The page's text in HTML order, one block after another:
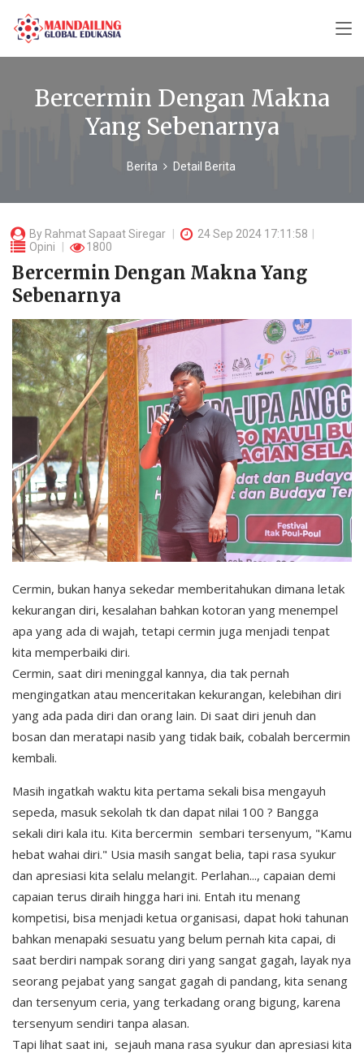
Bercermin Dengan Makna
Yang Sebenarnya
Berita Detail Berita
By Rahmat Sapaat Siregar
24 Sep 2024 17:11:58
Opini
1800
Bercermin Dengan Makna Yang
Sebenarnya
Cermin, bukan hanya sekedar memberitahukan dimana letak
kekurangan diri, kesalahan bahkan kotoran yang menempel
apa yang ada di wajah, tetapi cermin juga menjadi tenpat
kita memperbaiki diri.
Cermin, saat diri meninggal kannya, dia tak pernah
mengingatkan atau menceritakan kekurangan, kelebihan diri
yang ada pada diri dan orang lain. Di saat diri jenuh dan
bosan dan meratapi nasib yang tidak baik, cobalah bercermin
kembali.
Masih ingatkah waktu kita pertama sekali bisa mengayuh
sepeda, masuk sekolah tk dan dapat nilai 100 ? Bangga
sekali diri kala itu. Kita bercermin sembari tersenyum, "Kamu
hebat wahai diri." Usia masih sangat belia, tapi rasa syukur
dan apresiasi kita selalu melangit. Perlahan..., capaian demi
capaian terus diraih hingga hari ini. Entah itu menang
kompetisi, bisa menjadi ketua organisasi, dapat hoki tahunan
bahkan menapaki sesuatu yang belum pernah kita capai, di
saat berdiri nampak sorang diri yang sangat gagah, layak nya
seorang pejabat yang sangat gagah di pandang, kita senang
dan tersenyum ceria, yang terkadang orang bigung, karena
tersenyum sendiri tanpa alasan.
Tapi lihat saat ini, sejauh mana rasa syukur dan apresiasi kita